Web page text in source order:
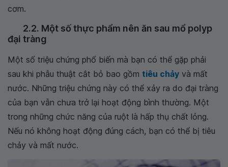
cơm.
2.2. Một số thực phẩm nên ăn sau mổ polyp
đại tràng
Một số triệu chứng phổ biến mà bạn có thể gặp phải
sau khi phẫu thuật cắt bỏ bao gồm tiêu chảy và mất
nước. Những triệu chứng này có thể xảy ra do đại tràng
của bạn vẫn chưa trở lại hoạt động bình thường. Một
trong những chức năng của ruột là hấp thụ chất lỏng.
Nếu nó không hoạt động đúng cách, bạn có thể bị tiêu
chảy và mất nước.